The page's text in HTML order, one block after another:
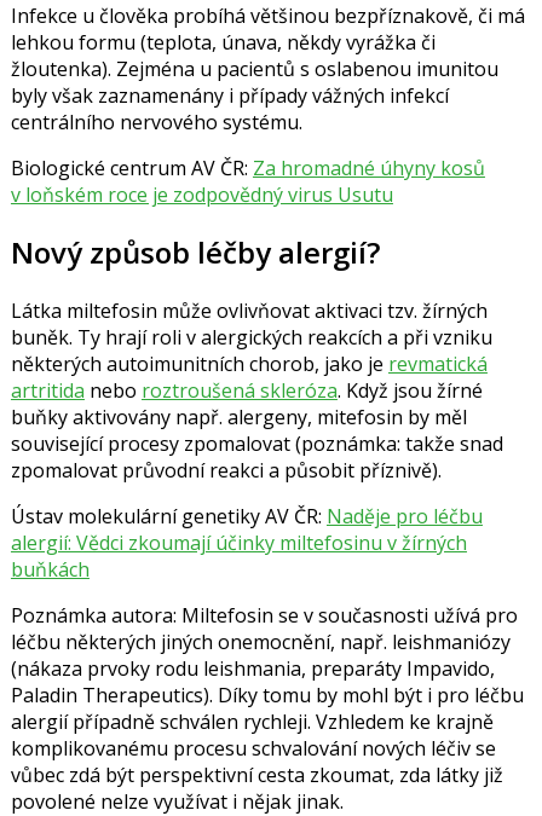
Infekce u člověka probíhá většinou bezpříznakově, či má
lehkou formu (teplota, únava, někdy vyrážka či
žloutenka). Zejména u pacientů s oslabenou imunitou
byly však zaznamenány i případy vážných infekcí
centrálního nervového systému.
Biologické centrum AV ČR: Za hromadné úhyny kosů
v loňském roce je zodpovědný virus Usutu
Nový způsob léčby alergií?
Látka miltefosin může ovlivňovat aktivaci tzv. žírných
buněk. Ty hrají roli v alergických reakcích a při vzniku
některých autoimunitních chorob, jako je revmatická
artritida nebo roztroušená skleróza. Když jsou žírné
buňky aktivovány např. alergeny, mitefosin by měl
související procesy zpomalovat (poznámka: takže snad
zpomalovat průvodní reakci a působit příznivě).
Ústav molekulární genetiky AV ČR: Naděje pro léčbu
alergií: Vědci zkoumají účinky miltefosinu v žírných
buňkách
Poznámka autora: Miltefosin se v současnosti užívá pro
léčbu některých jiných onemocnění, např. leishmaniózy
(nákaza prvoky rodu leishmania, preparáty Impavido,
Paladin Therapeutics). Díky tomu by mohl být i pro léčbu
alergií případně schválen rychleji. Vzhledem ke krajně
komplikovanému procesu schvalování nových léčiv se
vůbec zdá být perspektivní cesta zkoumat, zda látky již
povolené nelze využívat i nějak jinak.